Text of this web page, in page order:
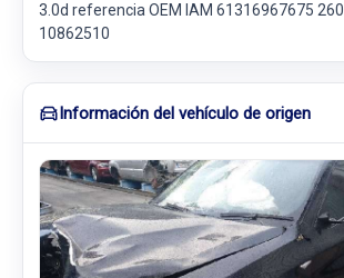
3.0d referencia OEM IAM 61316967675
10862510
Información del vehículo de origen